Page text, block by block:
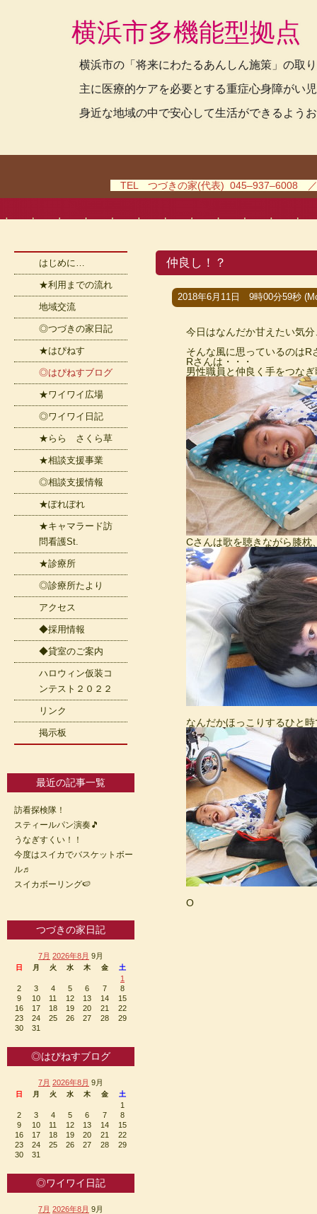
横浜市多機能型拠
横浜市の「将来にわたるあんしん施策」の取
主に医療的ケアを必要とする重症心身障がい
身近な地域の中で安心して生活ができるよう
TEL つづきの家(代表) 045–937–6008
仲良し！？
2018年6月11日 9時00分59秒
今日はなんだか甘えたい気
そんな風に思っているのはR
Rさんは・・・
男性職員と仲良く手をつな
Cさんは歌を聴きながら膝枕
なんだかほっこりするひと
O
はじめに…
★利用までの流れ
地域交流
◎つづきの家日記
★はぴねす
◎はぴねすブログ
★ワイワイ広場
◎ワイワイ日記
★らら さくら草
★相談支援事業
◎相談支援情報
★ぽれぽれ
★キャマラード訪
問看護St.
★診療所
◎診療所たより
アクセス
◆採用情報
◆貸室のご案内
ハロウィン仮装コ
ンテスト２０２２
リンク
掲示板
最近の記事一覧
訪看探検隊！
スティールパン演奏🎵
うなぎすくい！！
今度はスイカでバスケットボー
ル♬
スイカボーリング🍉
つづきの家日記
7月 2026年8月 9月
日 月 火 水 木 金 土
1
2
3 4 5 6 7
8
9
10 11 12 13 14
15
16
17 18 19 20 21
22
23
24 25 26 27 28
29
30
31
◎はぴねすブログ
7月 2026年8月 9月
日 月 火 水 木 金 土
1
2
3 4 5 6 7
8
9
10 11 12 13 14
15
16
17 18 19 20 21
22
23
24 25 26 27 28
29
30
31
◎ワイワイ日記
7月 2026年8月 9月